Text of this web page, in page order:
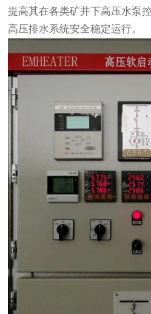
提高其在各类矿井下高压水泵
高压排水系统安全稳定运行。